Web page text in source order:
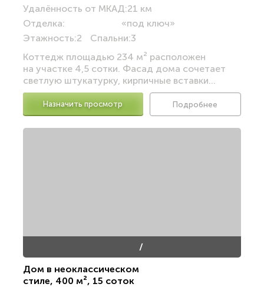
Удалённость от МКАД:21 км
Отделка:
«под ключ»
Этажность:2 Спальни:3
Коттедж площадью 234 м² расположен
на участке 4,5 сотки. Фасад дома сочетает
светлую штукатурку, кирпичные вставки...
Назначить просмотр Подробнее
/
Дом в неоклассическом
стиле, 400 м², 15 соток